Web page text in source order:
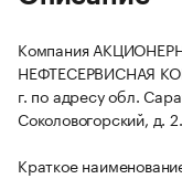
Компания
НЕФТЕСЕРВИСНАЯ
г. по адресу обл.
Соколовогорский, д. 2.
Краткое